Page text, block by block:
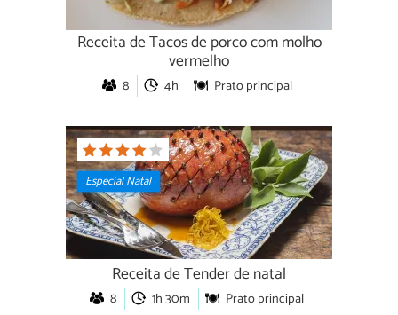
Receita de Tacos de porco com molho
vermelho
8 4h Prato principal
Especial Natal
Receita de Tender de natal
8 1h 30m Prato principal